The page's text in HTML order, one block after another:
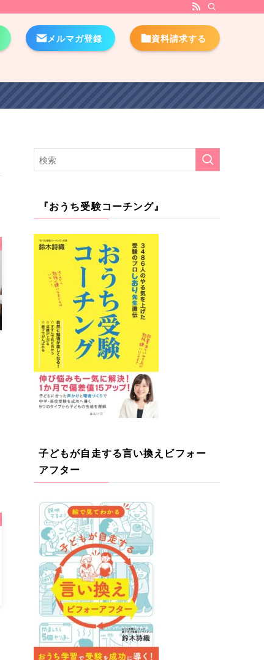
メルマガ登録 資料請求する
『おうち受験コーチング』
子どもが自走する言い換えビフォー
アフター